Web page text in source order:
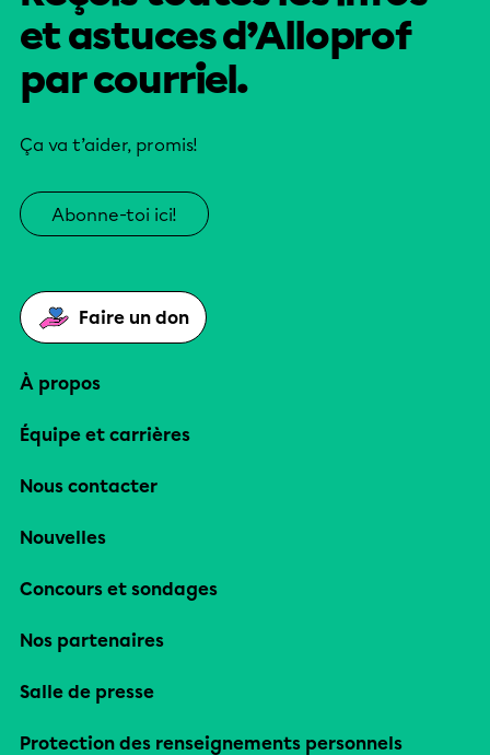
et astuces d’Alloprof
par courriel.
Ça va t’aider, promis!
Abonne-toi ici!
Faire un don
À propos
Équipe et carrières
Nous contacter
Nouvelles
Concours et sondages
Nos partenaires
Salle de presse
Protection des renseignements personnels